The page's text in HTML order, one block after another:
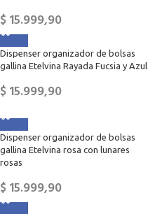
$15.999,90
Dispenser organizador de bolsas
gallina Etelvina Rayada Fucsia y Azul
$15.999,90
Dispenser organizador de bolsas
gallina Etelvina rosa con lunares
rosas
$15.999,90